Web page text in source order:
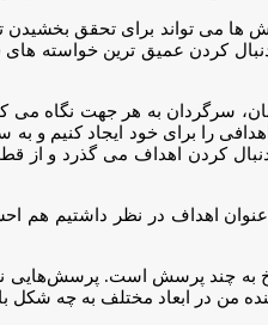
می تواند برای تحقق بخشیدن
کردن عمیق ترین خواسته های
سرگردان به هر جهت نگاه می
را برای خود ایجاد کنیم و
کردن اهداف می گذرد و از
اهداف در نظر داشتیم هم
چند پرسش است. پرسش‌هایی نظیر
من در ابعاد مختلف به چه شکل